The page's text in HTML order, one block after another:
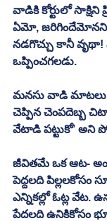
వాడికి కోర్టులో సాక్షిని
ఏమో, జరిగిందేమోనని
నడగొచ్చు కానీ
ఒప్పించగలడు.
మనసు వాడి మాటలు
చెప్పిన చెంపదెబ్బ
వేటాడి పట్టుకో’ అని
జీవితమే ఒక ఆట-
పెద్దలది పిల్లలకోసం
ఎన్నికల్లో ఓట్ల వేట.
పేదలది ఉనికికోసం